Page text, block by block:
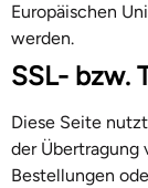
Europäischen
werden.
SSL- bzw.
Diese Seite
der Übertragung
Bestellungen